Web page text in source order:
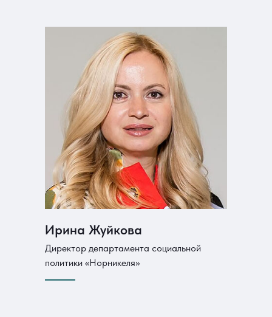
Ирина Жуйкова
Директор департамента социальной
политики «Норникеля»